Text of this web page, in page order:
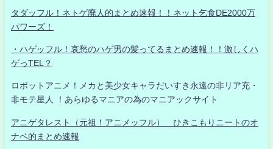
タダッフル！ネトゲ廃人的まとめ速報！！ネット乞食DE2000万
パワーズ！
・ハゲッフル！哀愁のハゲ男の髪ってるまとめ速報！！激しくハ
ゲっTEL？
ロボットアニメ！メカと美少女キャラだいすき永遠の非リア充・
非モテ星人 ！あらゆるマニアの為のマニアックサイト
アニゲタレスト（元祖！アニメッフル） ひきこもりニートのオ
ナベ的まとめ速報